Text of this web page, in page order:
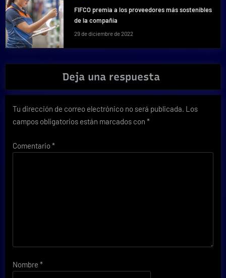
FIFCO premia a los proveedores más sostenibles
de la compañía
29 de diciembre de 2022
Deja una respuesta
Tu dirección de correo electrónico no será publicada. Los
campos obligatorios están marcados con *
Comentario*
Nombre *